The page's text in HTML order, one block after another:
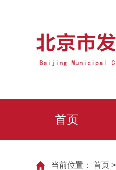
首页
当前位置： 首页 >